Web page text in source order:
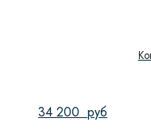
34 200 руб